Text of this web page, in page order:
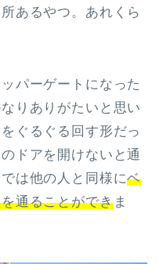
あるやつ。あれくら
パーゲートになった
りありがたいと思い
ぐるぐる回す形だっ
ドアを開けないと通
は他の人と同様にベ
通ることができま